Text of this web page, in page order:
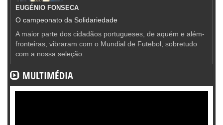
EUGÉNIO FONSECA
O campeonato da Solidariedade
A maior parte dos cidadãos portugueses, de aquém e além-
fronteiras, vibraram com o Mundial de Futebol, sobretudo
com a nossa seleção.
MULTIMÉDIA